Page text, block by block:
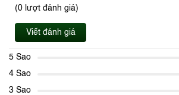
(0 lượt đánh giá)
Viết đánh giá
5 Sao
4 Sao
3 Sao